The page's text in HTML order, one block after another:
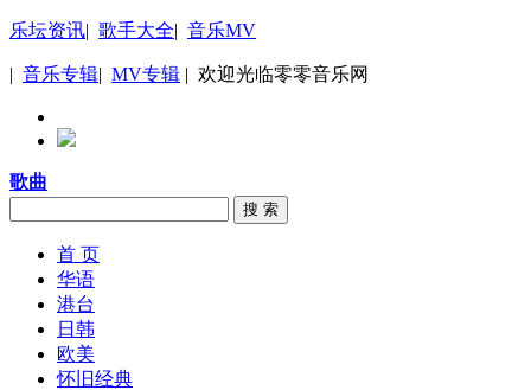
乐坛资讯| 歌手大全| 音乐MV
| 音乐专辑| MV专辑 | 欢迎光临零零音乐网
歌曲
搜 索
首 页
华语
港台
日韩
欧美
怀旧经典